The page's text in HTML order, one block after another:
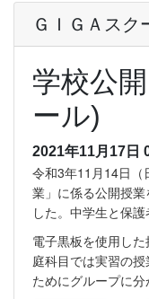
ＧＩＧＡスク
学校公
ール)
2021年11月17日
令和3年11月14日（
業」に係る公開授
した。中学生と保
電子黒板を使用し
庭科目では実習の
ためにグループに分